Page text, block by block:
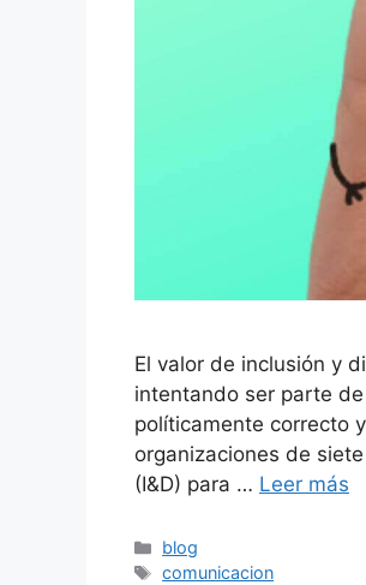
El valor de inclusión y
intentando ser parte
políticamente correcto
organizaciones de
(I&D) para … Leer más
Categorías
blog
Etiquetas
comunicacion